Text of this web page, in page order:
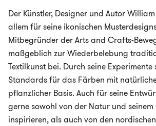
Der Künstler, Designer und Autor
allem für seine ikonischen
Mitbegründer der Arts and Crafts-
maßgeblich zur Wiederbelebung
Textilkunst bei. Durch seine Experimente
Standards für das Färben mit
pflanzlicher Basis. Auch für seine
gerne sowohl von der Natur und
inspirieren, als auch von den